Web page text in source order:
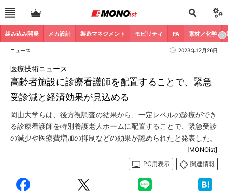
組み込み開発 メカ設計 製造マネジメント モビリティ FA 素材／化学
ニュース 2023年12月26日
高齢者施設に診療看護師を配置することで、緊急
受診減と経済効果が見込める
医療技術ニュース
岡山大学らは、後方視調査の結果から、一定レベルの診療ができ
る診療看護師を特別養護老人ホームに配置することで、緊急受診
の減少や医療費増加の抑制などの効果が認められたと発表した。
[MONOist]
PC用表示
関連情報